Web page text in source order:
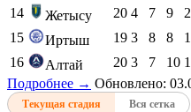
14
Жетысу 20 4 7 9
15
Иртыш 19 3 8 8
16
Алтай 20 3 7 10
Подробнее → Обновлено:
Текущая стадия Вся сетка